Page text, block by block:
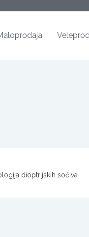
dioptrijskih sočiva